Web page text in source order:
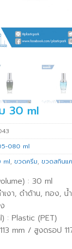
30 ml
080 ml
ml, ขวดครีม, ขวดสกินแ
: 30 ml
งา, ดำด้าน, ทอง, น้
: Plastic (PET)
mm / สูงดรอป